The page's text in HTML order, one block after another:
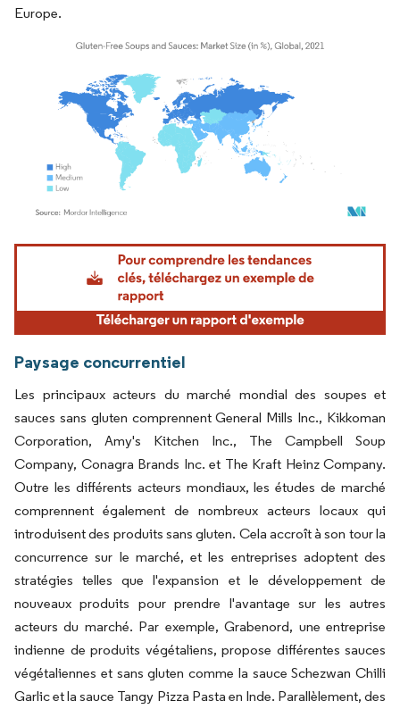
Europe.
Image © Mordor Intelligence. La réutilisation nécessite une attribution sous CC BY
Paysage concurrentiel
Les principaux acteurs du marché mondial des soupes et
sauces sans gluten comprennent General Mills Inc., Kikkoman
Corporation, Amy's Kitchen Inc., The Campbell Soup
Company, Conagra Brands Inc. et The Kraft Heinz Company.
Outre les différents acteurs mondiaux, les études de marché
comprennent également de nombreux acteurs locaux qui
introduisent des produits sans gluten. Cela accroît à son tour la
concurrence sur le marché, et les entreprises adoptent des
stratégies telles que l'expansion et le développement de
nouveaux produits pour prendre l'avantage sur les autres
acteurs du marché. Par exemple, Grabenord, une entreprise
indienne de produits végétaliens, propose différentes sauces
végétaliennes et sans gluten comme la sauce Schezwan Chilli
Garlic et la sauce Tangy Pizza Pasta en Inde. Parallèlement, des